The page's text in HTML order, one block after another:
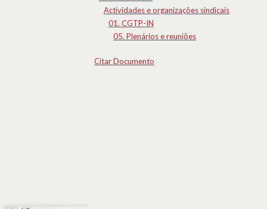
Actividades e organizações sindicais
01. CGTP-IN
05. Plenários e reuniões
Citar Documento